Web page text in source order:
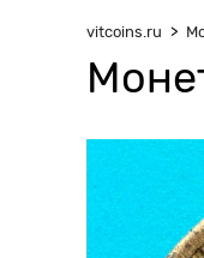
vitcoins.ru